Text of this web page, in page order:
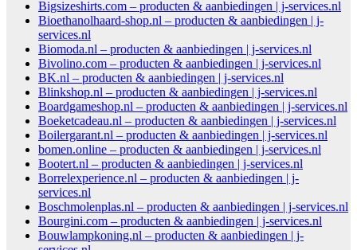
Bigsizeshirts.com – producten & aanbiedingen | j-services.nl
Bioethanolhaard-shop.nl – producten & aanbiedingen | j-
services.nl
Biomoda.nl – producten & aanbiedingen | j-services.nl
Bivolino.com – producten & aanbiedingen | j-services.nl
BK.nl – producten & aanbiedingen | j-services.nl
Blinkshop.nl – producten & aanbiedingen | j-services.nl
Boardgameshop.nl – producten & aanbiedingen | j-services.nl
Boeketcadeau.nl – producten & aanbiedingen | j-services.nl
Boilergarant.nl – producten & aanbiedingen | j-services.nl
bomen.online – producten & aanbiedingen | j-services.nl
Bootert.nl – producten & aanbiedingen | j-services.nl
Borrelexperience.nl – producten & aanbiedingen | j-
services.nl
Boschmolenplas.nl – producten & aanbiedingen | j-services.nl
Bourgini.com – producten & aanbiedingen | j-services.nl
Bouwlampkoning.nl – producten & aanbiedingen | j-